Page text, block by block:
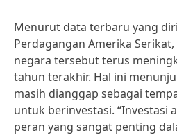
Menurut data terbaru yang
Perdagangan Amerika
negara tersebut terus
tahun terakhir. Hal ini
masih dianggap sebagai
untuk berinvestasi. “Investasi
peran yang sangat penting